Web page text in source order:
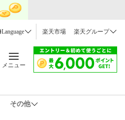
Language 楽天市場 楽天グループ
メニュー
その他